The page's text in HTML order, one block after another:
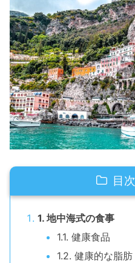
目次
1. 地中海式の食事
1.1. 健康食品
1.2. 健康的な脂肪